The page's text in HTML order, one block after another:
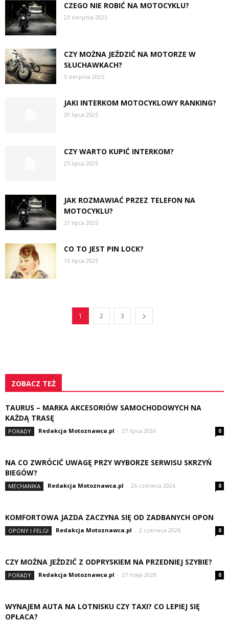
CZEGO NIE ROBIĆ NA MOTOCYKLU?
23 sierpnia 2025
CZY MOŻNA JEŹDZIĆ NA MOTORZE W
SŁUCHAWKACH?
3 sierpnia 2025
JAKI INTERKOM MOTOCYKLOWY RANKING?
29 lipca 2025
CZY WARTO KUPIĆ INTERKOM?
25 lipca 2025
JAK ROZMAWIAĆ PRZEZ TELEFON NA
MOTOCYKLU?
21 lipca 2025
CO TO JEST PIN LOCK?
13 lipca 2025
1 2 3
ZOBACZ TEŻ
TAURUS – MARKA AKCESORIÓW SAMOCHODOWYCH NA
KAŻDĄ TRASĘ
PORADY Redakcja Motoznawca.pl - 27 lipca 2026 0
NA CO ZWRÓCIĆ UWAGĘ PRZY WYBORZE SERWISU SKRZYŃ
BIEGÓW?
MECHANIKA Redakcja Motoznawca.pl - 26 czerwca 2026 0
KOMFORTOWA JAZDA ZACZYNA SIĘ OD ZADBANYCH OPON
OPONY I FELGI Redakcja Motoznawca.pl - 2 czerwca 2026 0
CZY MOŻNA JEŹDZIĆ Z ODPRYSKIEM NA PRZEDNIEJ SZYBIE?
PORADY Redakcja Motoznawca.pl - 27 maja 2026 0
WYNAJEM AUTA NA LOTNISKU CZY TAXI? CO LEPIEJ SIĘ
OPŁACA?